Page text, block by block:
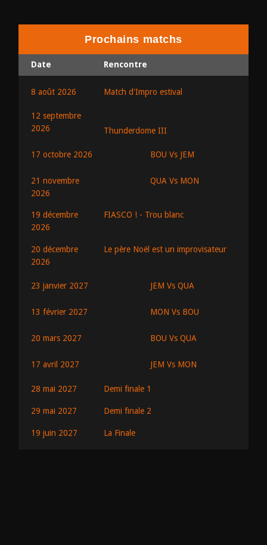
Prochains matchs
Date Rencontre
8 août 2026 Match d'Impro estival
12 septembre
2026
Thunderdome III
17 octobre 2026 BOU Vs JEM
21 novembre
2026
QUA Vs MON
19 décembre
2026
FIASCO ! - Trou blanc
20 décembre
2026
Le père Noël est un improvisateur
23 janvier 2027 JEM Vs QUA
13 février 2027 MON Vs BOU
20 mars 2027 BOU Vs QUA
17 avril 2027 JEM Vs MON
28 mai 2027 Demi finale 1
29 mai 2027 Demi finale 2
19 juin 2027 La Finale